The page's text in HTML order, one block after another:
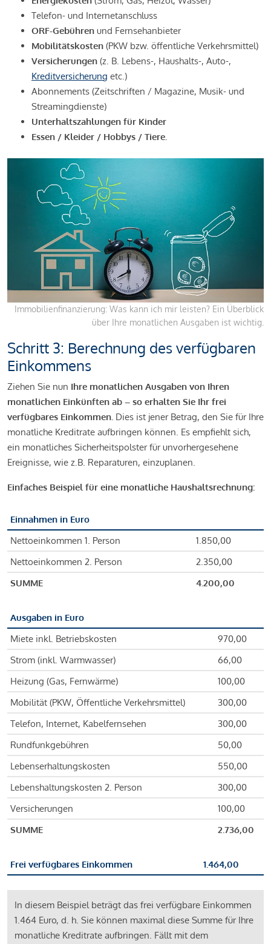
Telefon- und Internetanschluss
ORF-Gebühren und Fernsehanbieter
Mobilitätskosten (PKW bzw. öffentliche Verkehrsmittel)
Versicherungen (z. B. Lebens-, Haushalts-, Auto-,
Kreditversicherung etc.)
Abonnements (Zeitschriften / Magazine, Musik- und
Streamingdienste)
Unterhaltszahlungen für Kinder
Essen / Kleider / Hobbys / Tiere.
Immobilienfinanzierung: Was kann ich mir leisten? Ein Überblick
über Ihre monatlichen Ausgaben ist wichtig.
Schritt 3: Berechnung des verfügbaren
Einkommens
Ziehen Sie nun Ihre monatlichen Ausgaben von Ihren
monatlichen Einkünften ab – so erhalten Sie Ihr frei
verfügbares Einkommen. Dies ist jener Betrag, den Sie für Ihre
monatliche Kreditrate aufbringen können. Es empfiehlt sich,
ein monatliches Sicherheitspolster für unvorhergesehene
Ereignisse, wie z.B. Reparaturen, einzuplanen.
Einfaches Beispiel für eine monatliche Haushaltsrechnung:
Einnahmen in Euro
Nettoeinkommen 1. Person
1.850,00
Nettoeinkommen 2. Person
2.350,00
SUMME
4.200,00
Ausgaben in Euro
Miete inkl. Betriebskosten
970,00
Strom (inkl. Warmwasser)
66,00
Heizung (Gas, Fernwärme)
100,00
Mobilität (PKW, Öffentliche Verkehrsmittel)
300,00
Telefon, Internet, Kabelfernsehen
300,00
Rundfunkgebühren
50,00
Lebenserhaltungskosten
550,00
Lebenshaltungskosten 2. Person
300,00
Versicherungen
100,00
SUMME
2.736,00
Frei verfügbares Einkommen 1.464,00
In diesem Beispiel beträgt das frei verfügbare Einkommen
1.464 Euro, d. h. Sie können maximal diese Summe für Ihre
monatliche Kreditrate aufbringen. Fällt mit dem